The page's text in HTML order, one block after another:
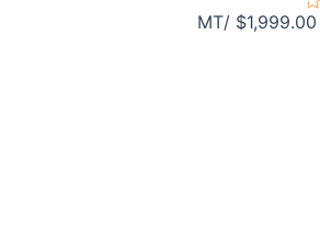
بود.
$1,999.00 است.
/MT